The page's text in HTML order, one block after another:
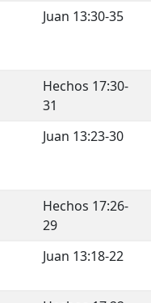
Juan 13:30-35
Hechos 17:30-
31
Juan 13:23-30
Hechos 17:26-
29
Juan 13:18-22